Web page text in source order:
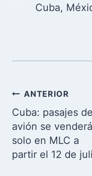
Cuba,
Navegación
de
entradas
ANTERIOR
Cuba: pasajes de
avión se
solo en MLC a
partir el 12 de